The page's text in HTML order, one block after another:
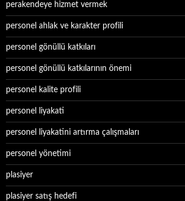
perakendeye hizmet vermek
personel ahlak ve karakter profili
personel gönüllü katkıları
personel gönüllü katkılarının önemi
personel kalite profili
personel liyakati
personel liyakatini artırma çalışmaları
personel yönetimi
plasiyer
plasiyer satış hedefi